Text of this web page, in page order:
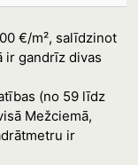
€/m², salīdzinot
ir gandrīz divas
(no 59 līdz
Mežciemā,
ir